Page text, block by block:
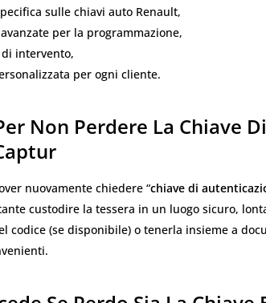
sulle chiavi auto Renault,
per la programmazione,
intervento,
per ogni cliente.
Non Perdere La Chiave
nuovamente chiedere “chiave di
custodire la tessera in un luogo sicuro,
codice (se disponibile) o tenerla insieme a